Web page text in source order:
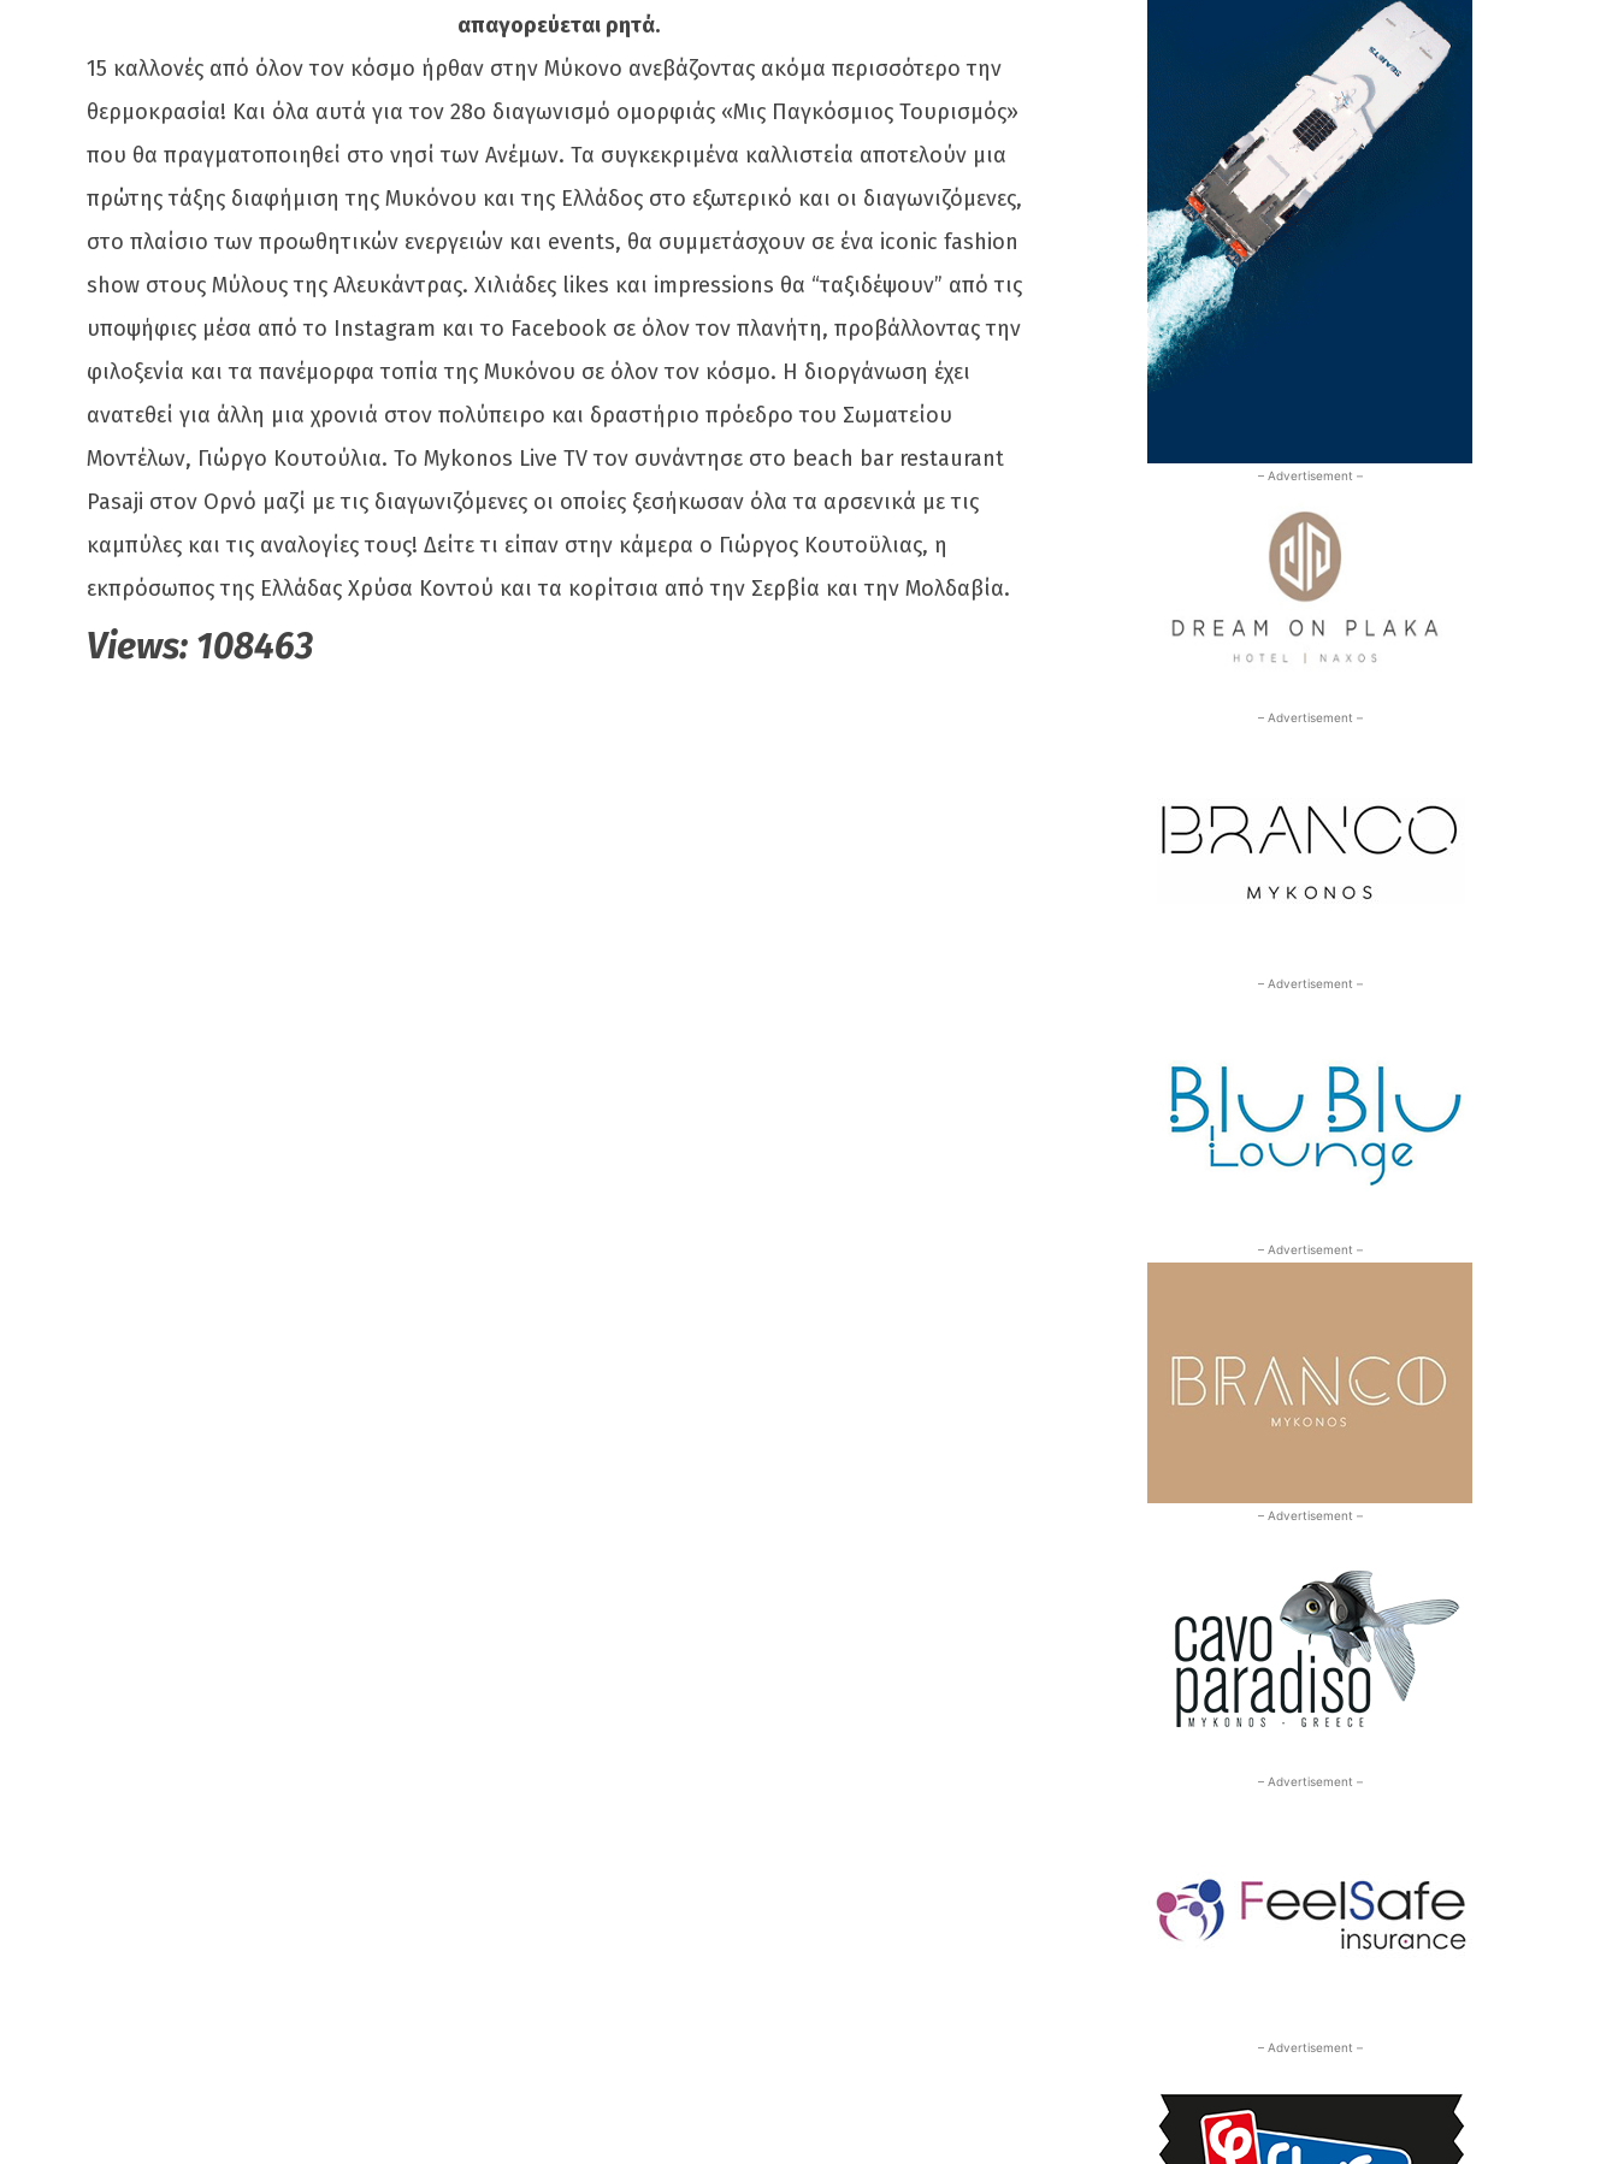
απαγορεύεται ρητά.
15 καλλονές από όλον τον κόσμο ήρθαν στην Μύκονο ανεβάζοντας ακόμα περισσότερο την
θερμοκρασία! Και όλα αυτά για τον 28ο διαγωνισμό ομορφιάς «Μις Παγκόσμιος Τουρισμός»
που θα πραγματοποιηθεί στο νησί των Ανέμων. Τα συγκεκριμένα καλλιστεία αποτελούν μια
πρώτης τάξης διαφήμιση της Μυκόνου και της Ελλάδος στο εξωτερικό και οι διαγωνιζόμενες,
στο πλαίσιο των προωθητικών ενεργειών και events, θα συμμετάσχουν σε ένα iconic fashion
show στους Μύλους της Αλευκάντρας. Χιλιάδες likes και impressions θα “ταξιδέψουν” από τις
υποψήφιες μέσα από το Instagram και το Facebook σε όλον τον πλανήτη, προβάλλοντας την
φιλοξενία και τα πανέμορφα τοπία της Μυκόνου σε όλον τον κόσμο. Η διοργάνωση έχει
ανατεθεί για άλλη μια χρονιά στον πολύπειρο και δραστήριο πρόεδρο του Σωματείου
Μοντέλων, Γιώργο Κουτούλια. Το Mykonos Live TV τον συνάντησε στο beach bar restaurant
Pasaji στον Ορνό μαζί με τις διαγωνιζόμενες οι οποίες ξεσήκωσαν όλα τα αρσενικά με τις
καμπύλες και τις αναλογίες τους! Δείτε τι είπαν στην κάμερα ο Γιώργος Κουτοϋλιας, η
εκπρόσωπος της Ελλάδας Χρύσα Κοντού και τα κορίτσια από την Σερβία και την Μολδαβία.
Views: 108463
– Advertisement –
– Advertisement –
– Advertisement –
– Advertisement –
– Advertisement –
– Advertisement –
– Advertisement –